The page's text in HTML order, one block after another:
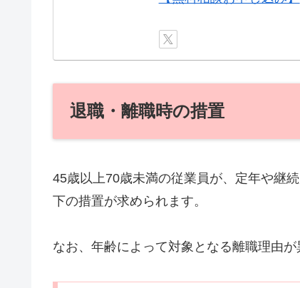
退職・離職時の措置
45歳以上70歳未満の従業員が、定年や継
下の措置が求められます。
なお、年齢によって対象となる離職理由が